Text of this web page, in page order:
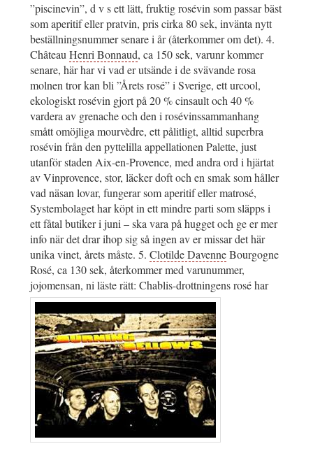
”piscinevin”, d v s ett lätt, fruktig rosévin som passar bäst
som aperitif eller pratvin, pris cirka 80 sek, invänta nytt
beställningsnummer senare i år (återkommer om det). 4.
Château Henri Bonnaud, ca 150 sek, varunr kommer
senare, här har vi vad er utsände i de svävande rosa
molnen tror kan bli ”Årets rosé” i Sverige, ett urcool,
ekologiskt rosévin gjort på 20 % cinsault och 40 %
vardera av grenache och den i rosévinssammanhang
smått omöjliga mourvèdre, ett pålitligt, alltid superbra
rosévin från den pyttelilla appellationen Palette, just
utanför staden Aix-en-Provence, med andra ord i hjärtat
av Vinprovence, stor, läcker doft och en smak som håller
vad näsan lovar, fungerar som aperitif eller matrosé,
Systembolaget har köpt in ett mindre parti som släpps i
ett fåtal butiker i juni – ska vara på hugget och ge er mer
info när det drar ihop sig så ingen av er missar det här
unika vinet, årets måste. 5. Clotilde DavenneBourgogne
Rosé, ca 130 sek, återkommer med varunummer,
jojomensan, ni läste rätt: Chablis-drottningens rosé har